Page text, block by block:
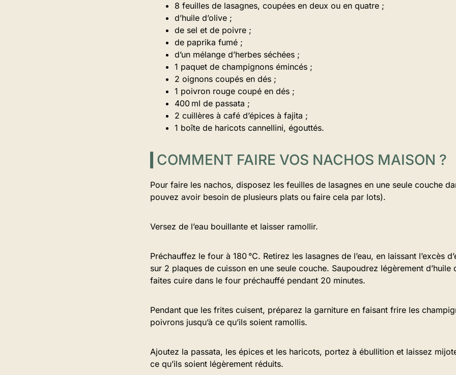
8 feuilles de lasagnes, coupées en deux ou en quatre ;
d’huile d’olive ;
de sel et de poivre ;
de paprika fumé ;
d’un mélange d’herbes séchées ;
1 paquet de champignons émincés ;
2 oignons coupés en dés ;
1 poivron rouge coupé en dés ;
400 ml de passata ;
2 cuillères à café d’épices à fajita ;
1 boîte de haricots cannellini, égouttés.
COMMENT FAIRE VOS NACHOS MAISON ?
Pour faire les nachos, disposez les feuilles de lasagnes en une seule couche
pouvez avoir besoin de plusieurs plats ou faire cela par lots).
Versez de l’eau bouillante et laisser ramollir.
Préchauffez le four à 180 °C. Retirez les lasagnes de l’eau, en laissant l’excès
sur 2 plaques de cuisson en une seule couche. Saupoudrez légèrement d’huile
faites cuire dans le four préchauffé pendant 20 minutes.
Pendant que les frites cuisent, préparez la garniture en faisant frire les
poivrons jusqu’à ce qu’ils soient ramollis.
Ajoutez la passata, les épices et les haricots, portez à ébullition et laissez
ce qu’ils soient légèrement réduits.